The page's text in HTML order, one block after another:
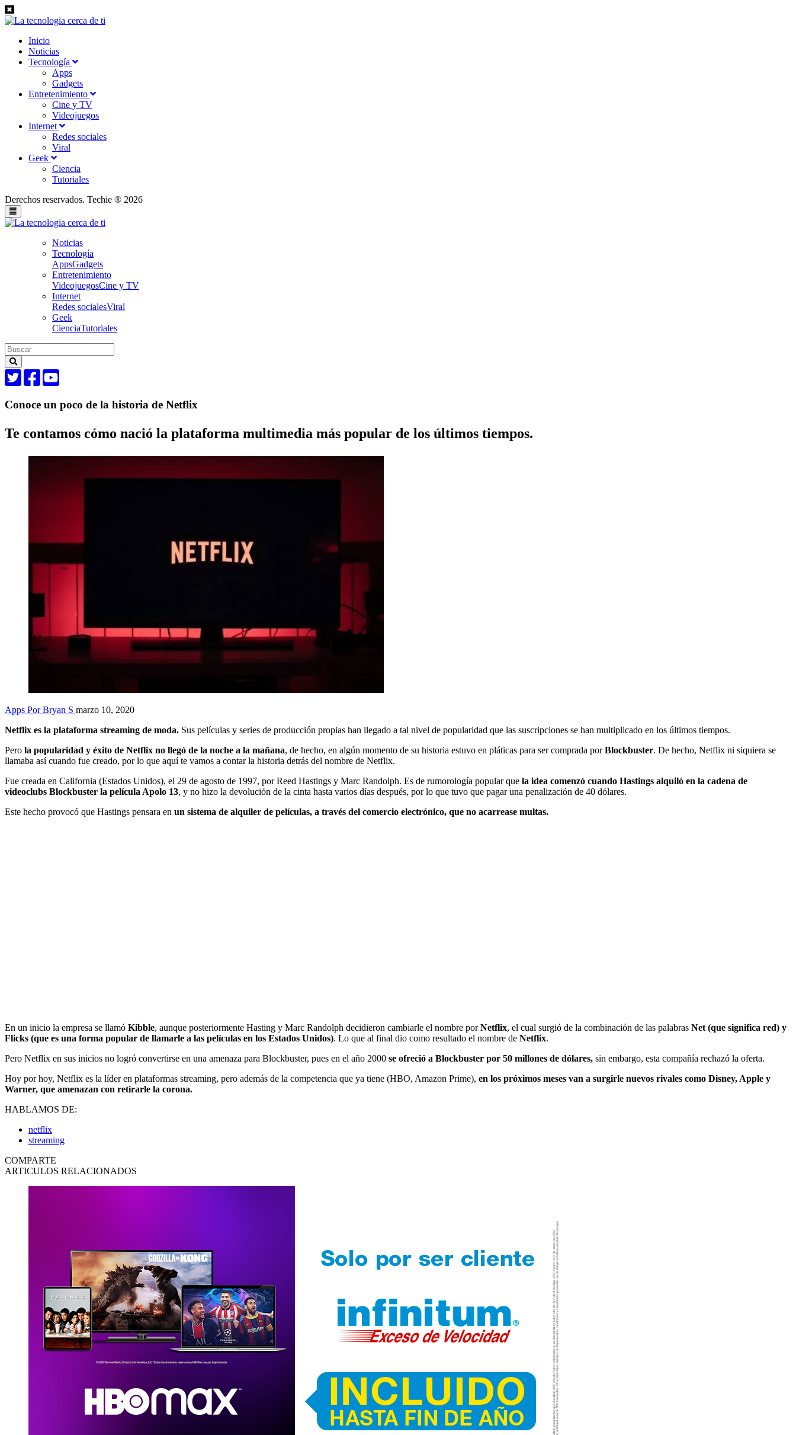
Inicio
Noticias
Tecnología
Apps
Gadgets
Entretenimiento
Cine y TV
Videojuegos
Internet
Redes sociales
Viral
Geek
Ciencia
Tutoriales
Derechos reservados. Techie ® 2026
Noticias
Tecnología
AppsGadgets
Entretenimiento
VideojuegosCine y TV
Internet
Redes socialesViral
Geek
CienciaTutoriales
Conoce un poco de la historia de Netflix
Te contamos cómo nació la plataforma multimedia más popular de los últimos tiempos.
Apps Por Bryan S marzo 10, 2020
Netflix es la plataforma streaming de moda. Sus películas y series de producción propias han llegado a tal nivel de popularidad que las suscripciones se han multiplicado en los últimos tiempos.
Pero la popularidad y éxito de Netflix no llegó de la noche a la mañana, de hecho, en algún momento de su historia estuvo en pláticas para ser comprada porBlockbuster. De hecho, Netflix ni siquiera se
llamaba así cuando fue creado, por lo que aquí te vamos a contar la historia detrás del nombre de Netflix.
Fue creada en California (Estados Unidos), el 29 de agosto de 1997, por Reed Hastings y Marc Randolph. Es de rumorología popular que la idea comenzó cuando Hastings alquiló en la cadena de
videoclubs Blockbuster la película Apolo 13, y no hizo la devolución de la cinta hasta varios días después, por lo que tuvo que pagar una penalización de 40 dólares.
Este hecho provocó que Hastings pensara en un sistema de alquiler de películas, a través del comercio electrónico, que no acarrease multas.
En un inicio la empresa se llamó Kibble, aunque posteriormente Hasting y Marc Randolph decidieron cambiarle el nombre porNetflix, el cual surgió de la combinación de las palabras Net (que significa red) y
Flicks (que es una forma popular de llamarle a las películas en los Estados Unidos). Lo que al final dio como resultado el nombre de Netflix.
Pero Netflix en sus inicios no logró convertirse en una amenaza para Blockbuster, pues en el año 2000 se ofreció a Blockbuster por 50 millones de dólares, sin embargo, esta compañía rechazó la oferta.
Hoy por hoy, Netflix es la líder en plataformas streaming, pero además de la competencia que ya tiene (HBO, Amazon Prime), en los próximos meses van a surgirle nuevos rivales como Disney, Apple y
Warner, que amenazan con retirarle la corona.
HABLAMOS DE:
netflix
streaming
COMPARTE
ARTICULOS RELACIONADOS